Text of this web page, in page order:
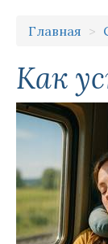
Главная
Как